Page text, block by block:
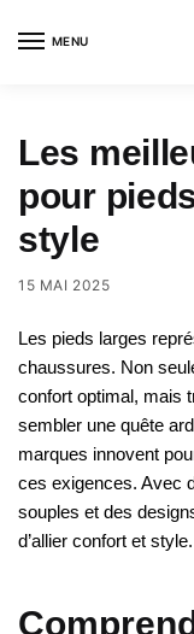
MENU
Les
pour
style
15 MAI 2025
Les pieds larges
chaussures. Non
confort optimal, mais
sembler une quête
marques innovent
ces exigences. Avec
souples et des
d’allier confort et style.